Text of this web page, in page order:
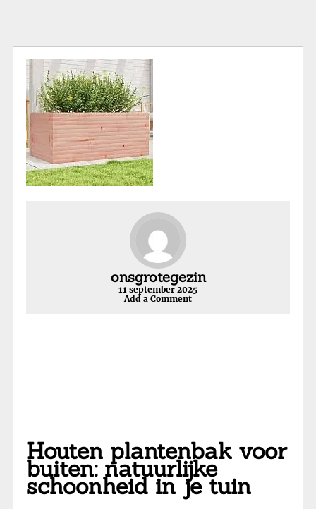
onsgrotegezin
11 september 2025
Add a Comment
Houten plantenbak voor
buiten: natuurlijke
schoonheid in je tuin